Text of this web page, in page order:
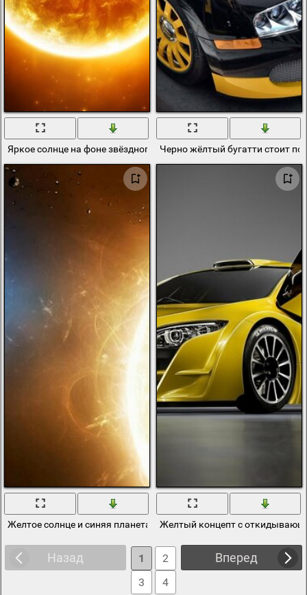
Яркое солнце на фоне звёздного небаЧерно жёлтый бугатти стоит
Желтое солнце и синяя планета Желтый концепт с
Назад Вперед
1
2
3
4